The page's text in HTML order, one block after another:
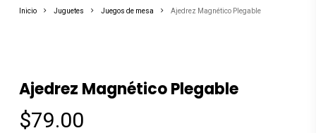
Inicio Juguetes Juegos de mesa Ajedrez Magnético Plegable
Ajedrez Magnético Plegable
$79.00